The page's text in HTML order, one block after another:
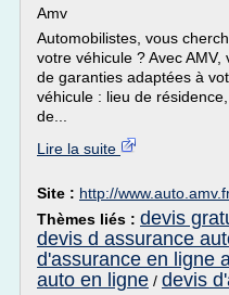
Amv
Automobilistes, vous
votre véhicule ? Avec
de garanties adaptées à
véhicule : lieu de
de...
Lire la suite
Site : http://
Thèmes liés : devis
devis d assurance
d'assurance en ligne
auto en ligne / devis